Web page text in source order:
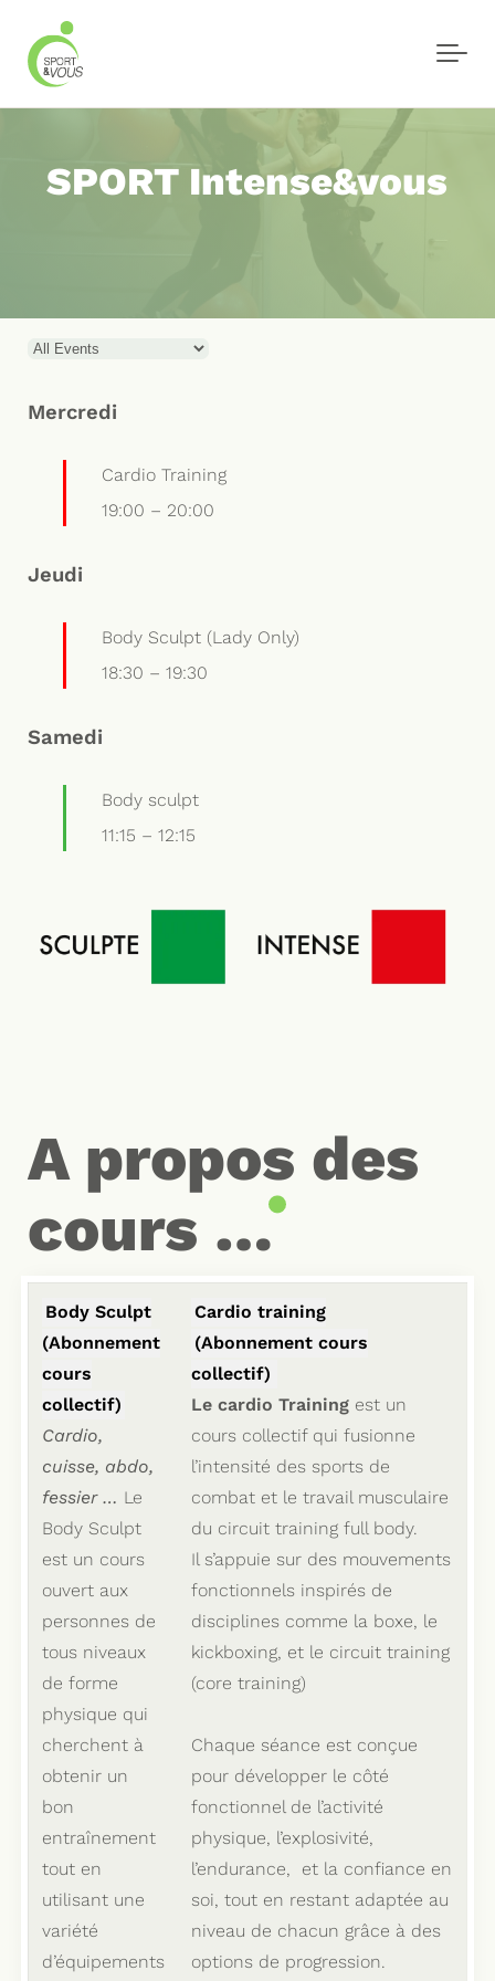
SPORT Intense&vous
Mercredi
Cardio Training
19:00 – 20:00
Jeudi
Body Sculpt (Lady Only)
18:30 – 19:30
Samedi
Body sculpt
11:15 – 12:15
A propos des
cours …
Body Sculpt
(Abonnement
cours
collectif)
Cardio,
cuisse, abdo,
fessier … Le
Body Sculpt
est un cours
ouvert aux
personnes de
tous niveaux
de forme
physique qui
cherchent à
obtenir un
bon
entraînement
tout en
utilisant une
variété
d’équipements
Cardio training
(Abonnement cours
collectif)
Le cardio Training est un
cours collectif qui fusionne
l’intensité des sports de
combat et le travail musculaire
du circuit training full body.
Il s’appuie sur des mouvements
fonctionnels inspirés de
disciplines comme la boxe, le
kickboxing, et le circuit training
(core training)
Chaque séance est conçue
pour développer le côté
fonctionnel de l’activité
physique, l’explosivité,
l’endurance, et la confiance en
soi, tout en restant adaptée au
niveau de chacun grâce à des
options de progression.